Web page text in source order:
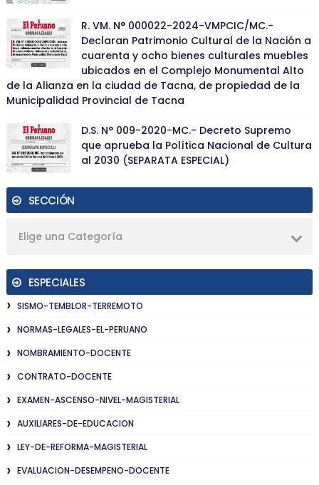
R. VM. N° 000022-2024-VMPCIC/MC.-
Declaran Patrimonio Cultural de la Nación a
cuarenta y ocho bienes culturales muebles
ubicados en el Complejo Monumental Alto
de la Alianza en la ciudad de Tacna, de propiedad de la
Municipalidad Provincial de Tacna
D.S. N° 009-2020-MC.- Decreto Supremo
que aprueba la Política Nacional de Cultura
al 2030 (SEPARATA ESPECIAL)
SECCIÓN
Elige una Categoría
ESPECIALES
SISMO-TEMBLOR-TERREMOTO
NORMAS-LEGALES-EL-PERUANO
NOMBRAMIENTO-DOCENTE
CONTRATO-DOCENTE
EXAMEN-ASCENSO-NIVEL-MAGISTERIAL
AUXILIARES-DE-EDUCACION
LEY-DE-REFORMA-MAGISTERIAL
EVALUACION-DESEMPENO-DOCENTE